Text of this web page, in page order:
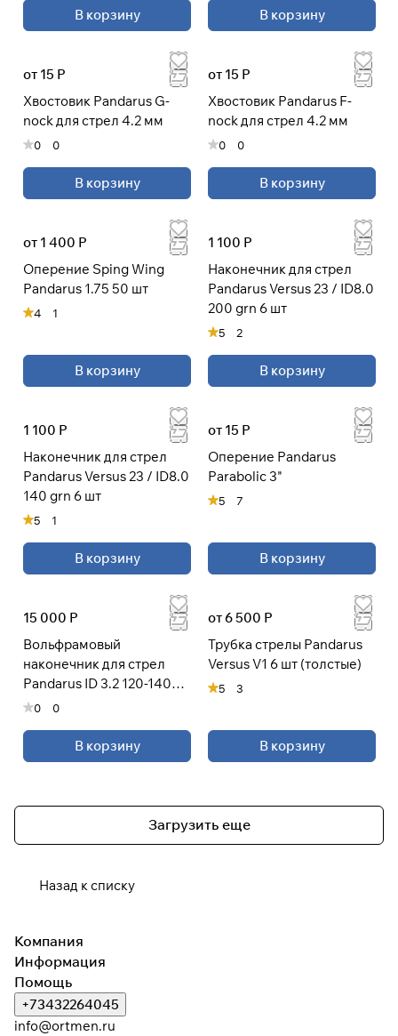
В корзину В корзину
от 15 Р
Хвостовик Pandarus G-
nock для стрел 4.2 мм
0 0
В корзину
от 15 Р
Хвостовик Pandarus F-
nock для стрел 4.2 мм
0 0
В корзину
от 1 400 Р
Оперение Sping Wing
Pandarus 1.75 50 шт
4 1
В корзину
1 100 Р
Наконечник для стрел
Pandarus Versus 23 / ID8.0
200 grn 6 шт
5 2
В корзину
1 100 Р
Наконечник для стрел
Pandarus Versus 23 / ID8.0
140 grn 6 шт
5 1
В корзину
от 15 Р
Оперение Pandarus
Parabolic 3"
5 7
В корзину
15 000 Р
Вольфрамовый
наконечник для стрел
Pandarus ID 3.2 120-140
грн 5.4 мм
0 0
В корзину
от 6 500 Р
Трубка стрелы Pandarus
Versus V1 6 шт (толстые)
5 3
В корзину
Загрузить еще
Назад к списку
Компания
Информация
Помощь
+73432264045
info@ortmen.ru